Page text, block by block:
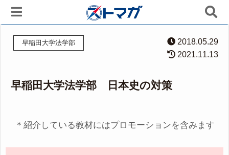
早稲田大学法学部
2018.05.29
2021.11.13
早稲田大学法学部 日本史の対策
＊紹介している教材にはプロモーションを含みます